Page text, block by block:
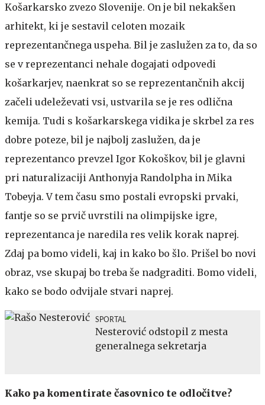
Košarkarsko zvezo Slovenije. On je bil nekakšen
arhitekt, ki je sestavil celoten mozaik
reprezentančnega uspeha. Bil je zaslužen za to, da so
se v reprezentanci nehale dogajati odpovedi
košarkarjev, naenkrat so se reprezentančnih akcij
začeli udeleževati vsi, ustvarila se je res odlična
kemija. Tudi s košarkarskega vidika je skrbel za res
dobre poteze, bil je najbolj zaslužen, da je
reprezentanco prevzel Igor Kokoškov, bil je glavni
pri naturalizaciji Anthonyja Randolpha in Mika
Tobeyja. V tem času smo postali evropski prvaki,
fantje so se prvič uvrstili na olimpijske igre,
reprezentanca je naredila res velik korak naprej.
Zdaj pa bomo videli, kaj in kako bo šlo. Prišel bo novi
obraz, vse skupaj bo treba še nadgraditi. Bomo videli,
kako se bodo odvijale stvari naprej.
SPORTAL
Nesterović odstopil z mesta
generalnega sekretarja
Kako pa komentirate časovnico te odločitve?